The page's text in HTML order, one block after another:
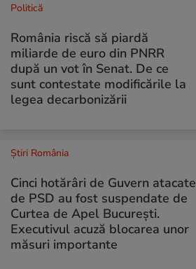
Politică
România riscă să piardă
miliarde de euro din PNRR
după un vot în Senat. De ce
sunt contestate modificările la
legea decarbonizării
Știri România
Cinci hotărâri de Guvern atacate
de PSD au fost suspendate de
Curtea de Apel București.
Executivul acuză blocarea unor
măsuri importante